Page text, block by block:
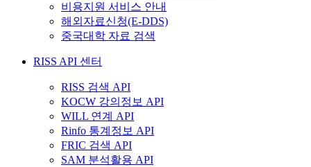
비용지원 서비스 안내
해외자료신청(E-DDS)
중국대학 자료 검색
RISS API 센터
RISS 검색 API
KOCW 강의정보 API
WILL 연계 API
Rinfo 통계정보 API
FRIC 검색 API
SAM 분석활용 API